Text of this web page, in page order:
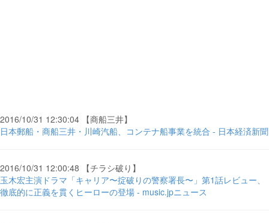
2016/10/31 12:30:04 【商船三井】
日本郵船・商船三井・川崎汽船、コンテナ船事業を統合 - 日本経済新聞
2016/10/31 12:00:48 【チラシ破り】
玉木宏主演ドラマ「キャリア〜掟破りの警察署長〜」第1話レビュー、
徹底的に正義を貫くヒーローの登場 - music.jpニュース